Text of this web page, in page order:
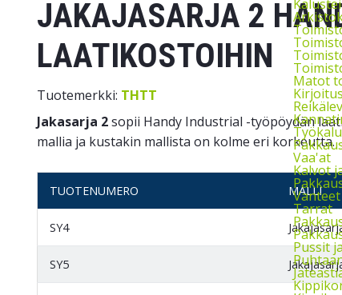
Matot
Vaa'at
Kalvot
Vanteet
Tarrat
Pussit
JAKAJASARJA 2
LAATIKOSTOIHIN
Tuotemerkki: THTT
Jakasarja 2sopii Handy Industrial -työpöydän
mallia ja kustakin mallista on kolme eri korkeutta.
TUOTENUMERO MALLI
SY4
SY5